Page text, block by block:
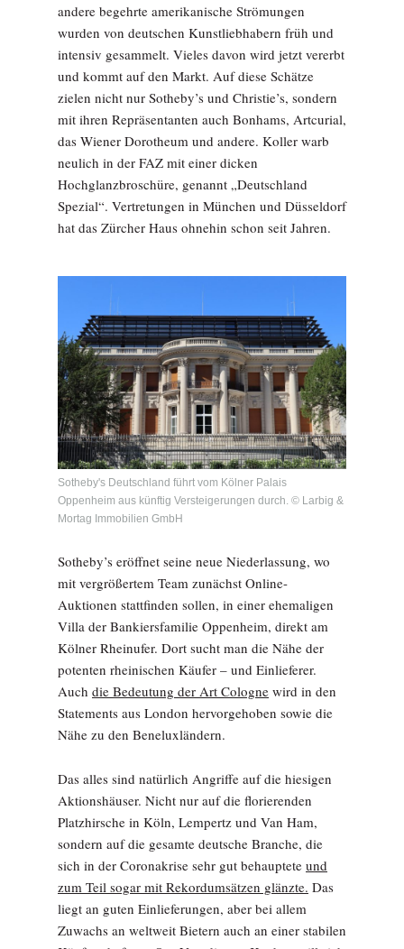
andere begehrte amerikanische Strömungen
wurden von deutschen Kunstliebhabern früh und
intensiv gesammelt. Vieles davon wird jetzt vererbt
und kommt auf den Markt. Auf diese Schätze
zielen nicht nur Sotheby’s und Christie’s, sondern
mit ihren Repräsentanten auch Bonhams, Artcurial,
das Wiener Dorotheum und andere. Koller warb
neulich in der FAZ mit einer dicken
Hochglanzbroschüre, genannt „Deutschland
Spezial“. Vertretungen in München und Düsseldorf
hat das Zürcher Haus ohnehin schon seit Jahren.
Sotheby's Deutschland führt vom Kölner Palais
Oppenheim aus künftig Versteigerungen durch. © Larbig &
Mortag Immobilien GmbH
Sotheby’s eröffnet seine neue Niederlassung, wo
mit vergrößertem Team zunächst Online-
Auktionen stattfinden sollen, in einer ehemaligen
Villa der Bankiersfamilie Oppenheim, direkt am
Kölner Rheinufer. Dort sucht man die Nähe der
potenten rheinischen Käufer – und Einlieferer.
Auch die Bedeutung der Art Cologne wird in den
Statements aus London hervorgehoben sowie die
Nähe zu den Beneluxländern.
Das alles sind natürlich Angriffe auf die hiesigen
Aktionshäuser. Nicht nur auf die florierenden
Platzhirsche in Köln, Lempertz und Van Ham,
sondern auf die gesamte deutsche Branche, die
sich in der Coronakrise sehr gut behauptete und
zum Teil sogar mit Rekordumsätzen glänzte. Das
liegt an guten Einlieferungen, aber bei allem
Zuwachs an weltweit Bietern auch an einer stabilen